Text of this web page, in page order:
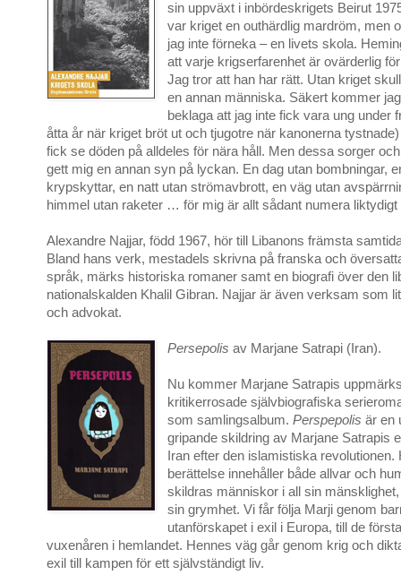
sin uppväxt i inbördeskrigets Beirut
var kriget en outhärdlig mardröm, men
jag inte förneka – en livets skola.
att varje krigserfarenhet är ovärderlig
Jag tror att han har rätt. Utan kriget
en annan människa. Säkert kommer
beklaga att jag inte fick vara ung under
åtta år när kriget bröt ut och tjugotre när kanonerna
fick se döden på alldeles för nära håll. Men dessa sorger
gett mig en annan syn på lyckan. En dag utan bombningar,
krypskyttar, en natt utan strömavbrott, en väg utan
himmel utan raketer … för mig är allt sådant numera
Alexandre Najjar, född 1967, hör till Libanons främsta
Bland hans verk, mestadels skrivna på franska och
språk, märks historiska romaner samt en biografi över den
nationalskalden Khalil Gibran. Najjar är även verksam som
och advokat.
Persepolis av Marjane Satrapi (Iran).
Nu kommer Marjane Satrapis
kritikerrosade självbiografiska
som samlingsalbum.Perspepolis är en
gripande skildring av Marjane Satrapis
Iran efter den islamistiska revolutionen.
berättelse innehåller både allvar och
skildras människor i all sin
sin grymhet. Vi får följa Marji genom
utanförskapet i exil i Europa, till de
vuxenåren i hemlandet. Hennes väg går genom krig och
exil till kampen för ett självständigt liv.